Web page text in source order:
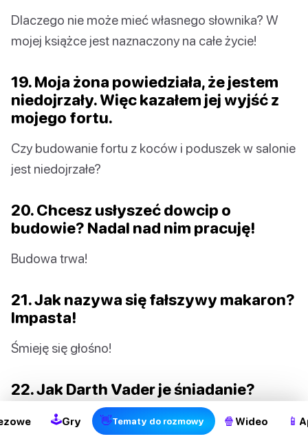
Dlaczego nie może mieć własnego słownika? W
mojej książce jest naznaczony na całe życie!
19. Moja żona powiedziała, że jestem
niedojrzały. Więc kazałem jej wyjść z
mojego fortu.
Czy budowanie fortu z koców i poduszek w salonie
jest niedojrzałe?
20. Chcesz usłyszeć dowcip o
budowie? Nadal nad nim pracuję!
Budowa trwa!
21. Jak nazywa się fałszywy makaron?
Impasta!
Śmieję się głośno!
22. Jak Darth Vader je śniadanie?
Karmiąc się siłą.
Aby uzyskać więcej treści ze świata Gwiezdnych
🕹Gry 👋Tematy do rozmowy 🍿 Wideo 📱